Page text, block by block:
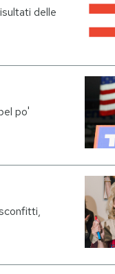
delle
po'